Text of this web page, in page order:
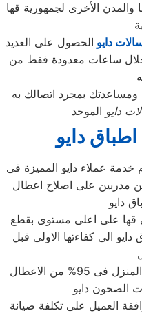
الأخرى لجمهورية قها
دايو الحصول على العديد
خلال ساعات معدودة فقط من
ومساعدتك بمجرد اتصالك به
دايو
دايو
خدمة عملاء دايو المميزة فى
مدربين على اصلاح اعطال
دايو
قها على اعلى مستوى بقطع
الى كفاءتها الاولى قبل
اتصل نصلك فورا و الصيانة تتم فى المنزل فى 95% من الاعطال
الصحون دايو
العميل على تكلفة صيانة